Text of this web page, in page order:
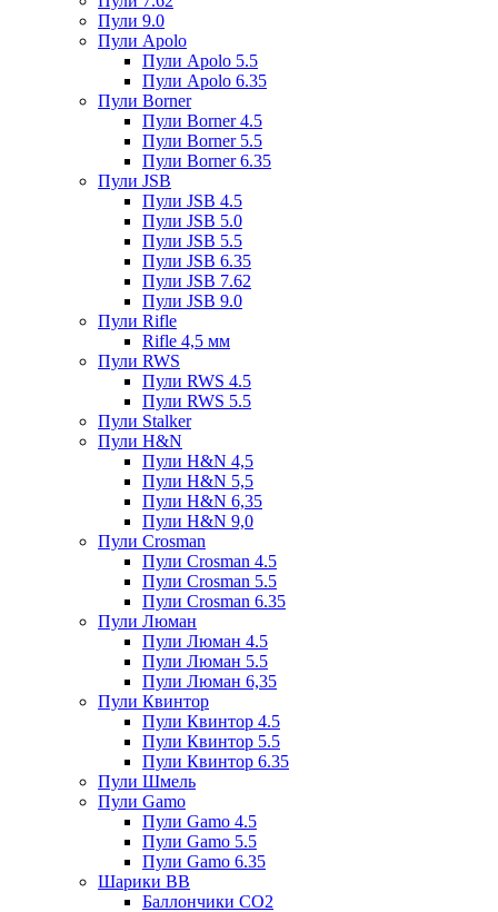
Пули 9.0
Пули Apolo
Пули Apolo 5.5
Пули Apolo 6.35
Пули Borner
Пули Borner 4.5
Пули Borner 5.5
Пули Borner 6.35
Пули JSB
Пули JSB 4.5
Пули JSB 5.0
Пули JSB 5.5
Пули JSB 6.35
Пули JSB 7.62
Пули JSB 9.0
Пули Rifle
Rifle 4,5 мм
Пули RWS
Пули RWS 4.5
Пули RWS 5.5
Пули Stalker
Пули H&N
Пули H&N 4,5
Пули H&N 5,5
Пули H&N 6,35
Пули H&N 9,0
Пули Crosman
Пули Crosman 4.5
Пули Crosman 5.5
Пули Crosman 6.35
Пули Люман
Пули Люман 4.5
Пули Люман 5.5
Пули Люман 6,35
Пули Квинтор
Пули Квинтор 4.5
Пули Квинтор 5.5
Пули Квинтор 6.35
Пули Шмель
Пули Gamo
Пули Gamo 4.5
Пули Gamo 5.5
Пули Gamo 6.35
Шарики BB
Баллончики CO2